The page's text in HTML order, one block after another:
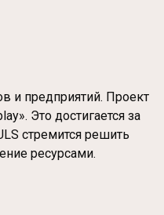
и предприятий. Проект
Это достигается за
стремится решить
ресурсами.